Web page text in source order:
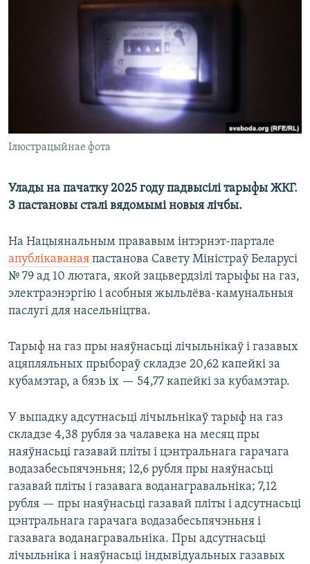
Ілюстрацыйнае фота
Улады на пачатку 2025 году падвысілі тарыфы ЖКГ.
З пастановы сталі вядомымі новыя лічбы.
На Нацыянальным прававым інтэрнэт-партале
апублікаваная пастанова Савету Міністраў Беларусі
№ 79 ад 10 лютага, якой зацьвердзілі тарыфы на газ,
электраэнэргію і асобныя жыльлёва-камунальныя
паслугі для насельніцтва.
Тарыф на газ пры наяўнасьці лічыльнікаў і газавых
ацяпляльных прыбораў складзе 20,62 капейкі за
кубамэтар, а бязь іх — 54,77 капейкі за кубамэтар.
У выпадку адсутнасьці лічыльнікаў тарыф на газ
складзе 4,38 рубля за чалавека на месяц пры
наяўнасьці газавай пліты і цэнтральнага гарачага
водазабесьпячэньня; 12,6 рубля пры наяўнасьці
газавай пліты і газавага воданагравальніка; 7,12
рубля — пры наяўнасьці газавай пліты і адсутнасьці
цэнтральнага гарачага водазабесьпячэньня і
газавага воданагравальніка. Пры адсутнасьці
лічыльніка і наяўнасьці індывідуальных газавых